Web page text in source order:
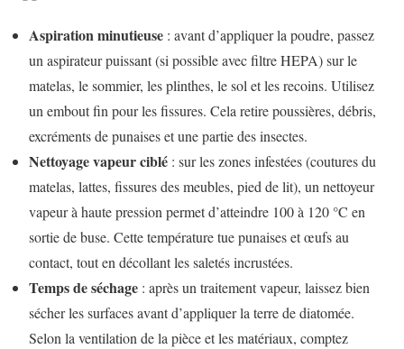
Aspiration minutieuse : avant d’appliquer la poudre, passez
un aspirateur puissant (si possible avec filtre HEPA) sur le
matelas, le sommier, les plinthes, le sol et les recoins. Utilisez
un embout fin pour les fissures. Cela retire poussières, débris,
excréments de punaises et une partie des insectes.
Nettoyage vapeur ciblé : sur les zones infestées (coutures du
matelas, lattes, fissures des meubles, pied de lit), un nettoyeur
vapeur à haute pression permet d’atteindre 100 à 120 °C en
sortie de buse. Cette température tue punaises et œufs au
contact, tout en décollant les saletés incrustées.
Temps de séchage : après un traitement vapeur, laissez bien
sécher les surfaces avant d’appliquer la terre de diatomée.
Selon la ventilation de la pièce et les matériaux, comptez